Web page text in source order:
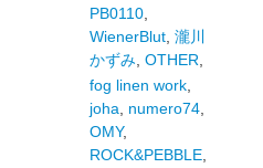
PB0110,
WienerBlut, 瀧川
かずみ, OTHER
fog linen work,
joha
numero74,
OMY,
ROCK&PEBBLE,